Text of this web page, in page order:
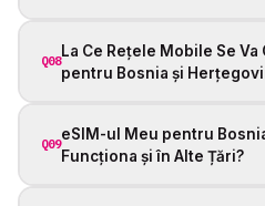
Q08
La Ce Rețele Mobile Se
pentru Bosnia și
Q09
eSIM-ul Meu pentru
Funcționa și în Alte Țări?